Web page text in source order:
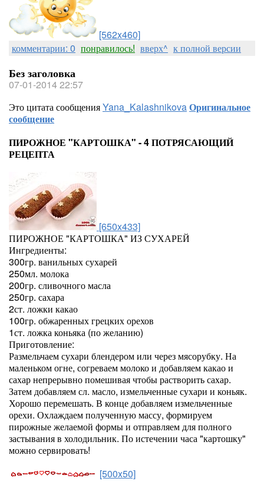
[562x460]
комментарии: 0 понравилось! вверх^ к полной версии
Без заголовка
07-01-2014 22:57
Это цитата сообщенияYana_KalashnikovaОригинальное
сообщение
ПИРОЖНОЕ "КАРТОШКА" - 4 ПОТРЯСАЮЩИЙ
РЕЦЕПТА
[650x433]
ПИРОЖНОЕ "КАРТОШКА" ИЗ СУХАРЕЙ
Ингредиенты:
300гр. ванильных сухарей
250мл. молока
200гр. сливочного масла
250гр. сахара
2ст. ложки какао
100гр. обжаренных грецких орехов
1ст. ложка коньяка (по желанию)
Приготовление:
Размельчаем сухари блендером или через мясорубку. На
маленьком огне, согреваем молоко и добавляем какао и
сахар непрерывно помешивая чтобы растворить сахар.
Затем добавляем сл. масло, измельченные сухари и коньяк.
Хорошо перемешать. В конце добавляем измельченные
орехи. Охлаждаем полученную массу, формируем
пирожные желаемой формы и отправляем для полного
застывания в холодильник. По истечении часа "картошку"
можно сервировать!
[500x50]